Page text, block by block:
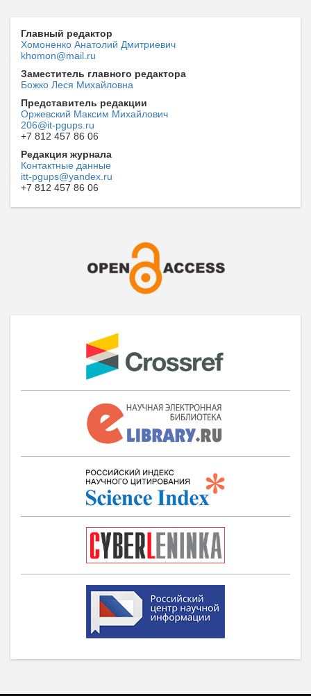
Главный редактор
Хомоненко Анатолий Дмитриевич
khomon@mail.ru
Заместитель главного редактора
Божко Леся Михайловна
Представитель редакции
Оржевский Максим Михайлович
206@it-pgups.ru
+7 812 457 86 06
Редакция журнала
Контактные данные
itt-pgups@yandex.ru
+7 812 457 86 06